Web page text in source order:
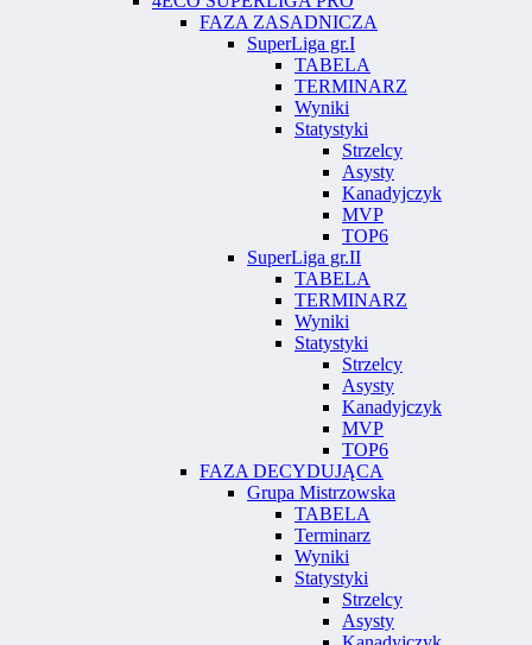
FAZA ZASADNICZA
SuperLiga gr.I
TABELA
TERMINARZ
Wyniki
Statystyki
Strzelcy
Asysty
Kanadyjczyk
MVP
TOP6
SuperLiga gr.II
TABELA
TERMINARZ
Wyniki
Statystyki
Strzelcy
Asysty
Kanadyjczyk
MVP
TOP6
FAZA DECYDUJĄCA
Grupa Mistrzowska
TABELA
Terminarz
Wyniki
Statystyki
Strzelcy
Asysty